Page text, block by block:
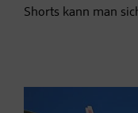
Shorts kann man